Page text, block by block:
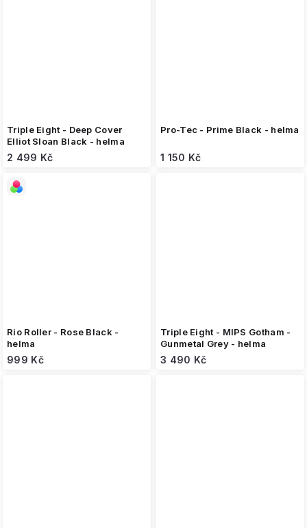
Triple Eight - Deep Cover
Elliot Sloan Black - helma
2 499 Kč
Pro-Tec - Prime Black - helma
1 150 Kč
Rio Roller - Rose Black -
helma
999 Kč
Triple Eight - MIPS Gotham -
Gunmetal Grey - helma
3 490 Kč